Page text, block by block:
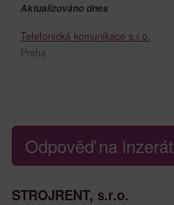
Aktualizováno dnes
Telefonická komunikace s.r.o.
Praha
Odpověď na inzerát
STROJRENT, s.r.o.